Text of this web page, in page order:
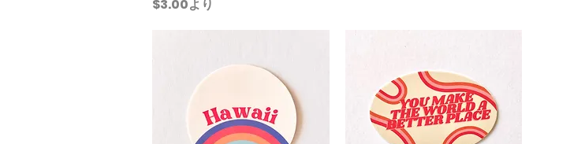
$3.00より